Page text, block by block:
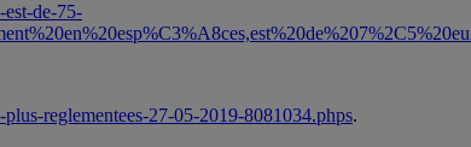
de-75-
reglementees-27-05-2019-8081034.phps.